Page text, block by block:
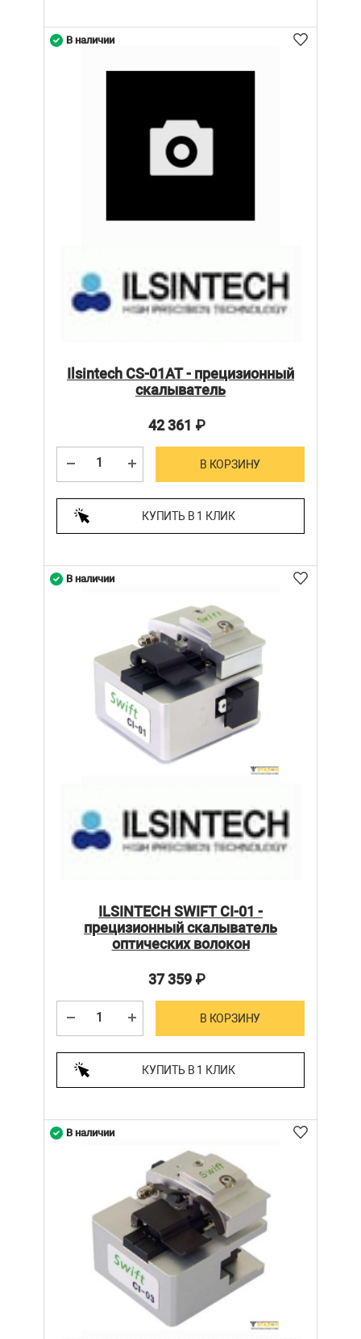
Ilsintech CS-01AT - прецизионный
скалыватель
42 361 ₽
В КОРЗИНУ
КУПИТЬ В 1 КЛИК
В наличии
ILSINTECH SWIFT CI-01 -
прецизионный скалыватель
оптических волокон
37 359₽
В КОРЗИНУ
КУПИТЬ В 1 КЛИК
В наличии
В наличии